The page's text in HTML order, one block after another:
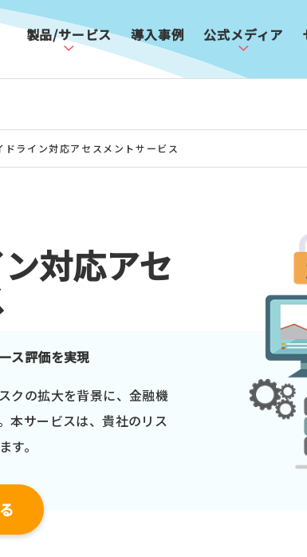
製品/サービス 導入事例 公式メディア
ドライン対応アセスメントサービス
対応アセ
ス評価を実現
クの拡大を背景に、金融機
本サービスは、貴社のリス
。